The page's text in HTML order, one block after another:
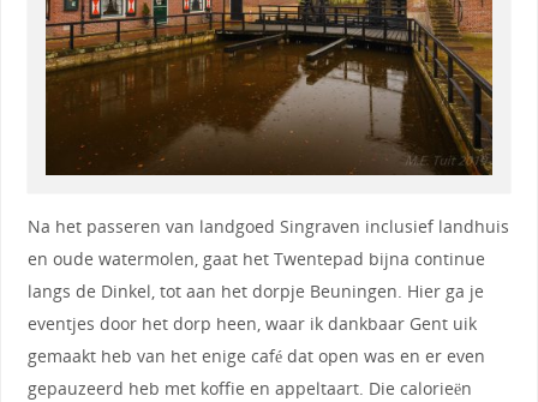
Na het passeren van landgoed Singraven inclusief landhuis
en oude watermolen, gaat het Twentepad bijna continue
langs de Dinkel, tot aan het dorpje Beuningen. Hier ga je
eventjes door het dorp heen, waar ik dankbaar Gent uik
gemaakt heb van het enige café dat open was en er even
gepauzeerd heb met koffie en appeltaart. Die calorieën